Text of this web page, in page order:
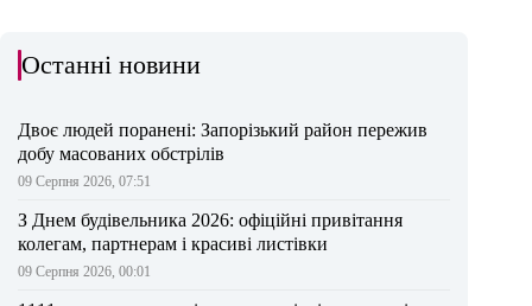
Останні новини
Двоє людей поранені: Запорізький район пережив
добу масованих обстрілів
09 Серпня 2026, 07:51
З Днем будівельника 2026: офіційні привітання
колегам, партнерам і красиві листівки
09 Серпня 2026, 00:01